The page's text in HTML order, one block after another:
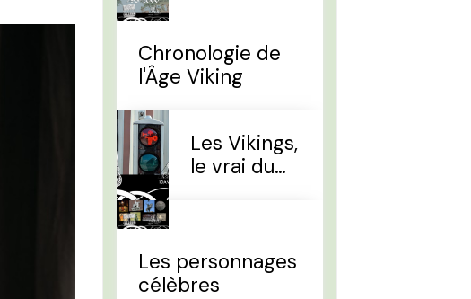
Chronologie de
l'Âge Viking
Les Vikings,
le vrai du
Les personnages
célèbres